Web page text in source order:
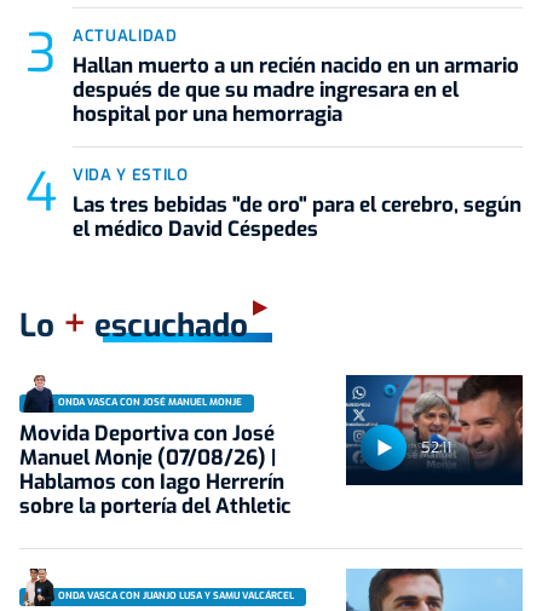
ACTUALIDAD
Hallan muerto a un recién nacido en un armario
después de que su madre ingresara en el
hospital por una hemorragia
VIDA Y ESTILO
Las tres bebidas "de oro" para el cerebro, según
el médico David Céspedes
Lo + escuchado
52:11
ONDA VASCA CON JOSÉ MANUEL MONJE
Movida Deportiva con José
Manuel Monje (07/08/26) |
Hablamos con Iago Herrerín
sobre la portería del Athletic
ONDA VASCA CON JUANJO LUSA Y SAMU VALCÁRCEL